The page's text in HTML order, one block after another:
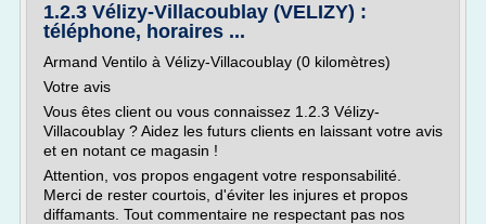
1.2.3 Vélizy-Villacoublay (VELIZY) :
téléphone, horaires ...
Armand Ventilo à Vélizy-Villacoublay (0 kilomètres)
Votre avis
Vous êtes client ou vous connaissez 1.2.3 Vélizy-
Villacoublay ? Aidez les futurs clients en laissant votre avis
et en notant ce magasin !
Attention, vos propos engagent votre responsabilité.
Merci de rester courtois, d'éviter les injures et propos
diffamants. Tout commentaire ne respectant pas nos